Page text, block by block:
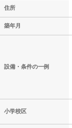
住所
築年月
設備・条件の一例
小学校区